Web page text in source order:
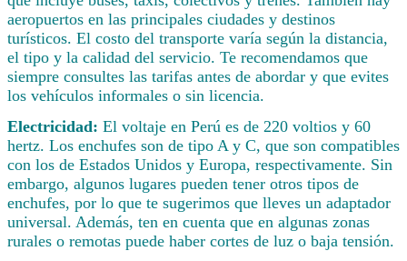
aeropuertos en las principales ciudades y destinos
turísticos. El costo del transporte varía según la distancia,
el tipo y la calidad del servicio. Te recomendamos que
siempre consultes las tarifas antes de abordar y que evites
los vehículos informales o sin licencia.
Electricidad: El voltaje en Perú es de 220 voltios y 60
hertz. Los enchufes son de tipo A y C, que son compatibles
con los de Estados Unidos y Europa, respectivamente. Sin
embargo, algunos lugares pueden tener otros tipos de
enchufes, por lo que te sugerimos que lleves un adaptador
universal. Además, ten en cuenta que en algunas zonas
rurales o remotas puede haber cortes de luz o baja tensión.